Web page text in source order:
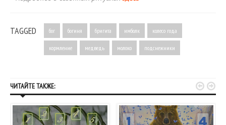
TAGGED бог богиня бригита имболк колесо года
кормление медведь молоко подснежники
ЧИТАЙТЕ ТАКЖЕ:  